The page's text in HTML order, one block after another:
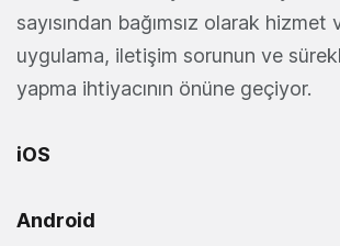
sayısından bağımsız olarak hizmet
uygulama, iletişim sorunun ve
yapma ihtiyacının önüne geçiyor.
iOS
Android